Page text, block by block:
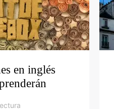
en inglés